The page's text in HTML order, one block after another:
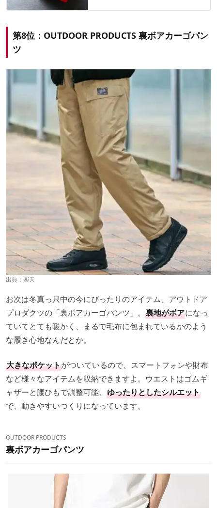
第8位：OUTDOOR PRODUCTS 裏ボアカーゴパン
ツ
出典： 楽天
お次は冬真っ只中の今にぴったりのアイテム、アウトドア
プロダクツの「裏ボアカーゴパンツ」。 裏地がボアになっ
ていてとても暖かく、まるで毛布に包まれているかのよう
な履き心地なんだとか。
大きなポケットがついているので、スマートフォンや財布
など様々なアイテムを収納できますよ。ウエストはゴムギ
ャザーと腰ひもで調整可能。 ゆったりとしたシルエット
で、動きやすいつくりになっています。
OUTDOOR PRODUCTS
裏ボアカーゴパンツ